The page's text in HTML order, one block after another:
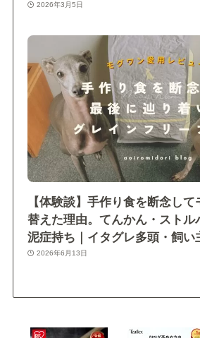
2026年3月5日
【体験談】手作り食を断念して
替えた理由。てんかん・ストル
泥症持ち｜イタグレ多頭・飼い
2026年6月13日